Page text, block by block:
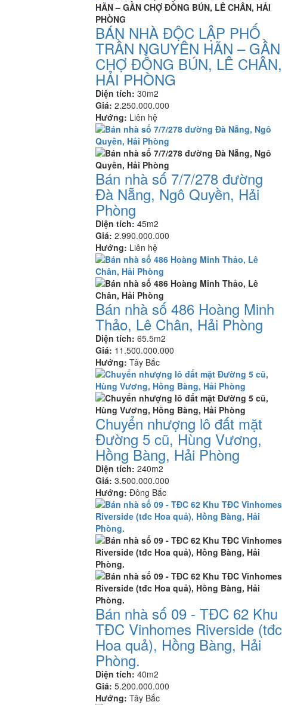
BÁN NHÀ ĐỘC LẬP PHỐ
TRẦN NGUYÊN HÃN – GẦN
CHỢ ĐỒNG BÚN, LÊ CHÂN,
HẢI PHÒNG
Diện tích: 30m2
Giá: 2.250.000.000
Hướng: Liên hệ
Bán nhà số 7/7/278 đường
Đà Nẵng, Ngô Quyền, Hải
Phòng
Diện tích: 45m2
Giá: 2.990.000.000
Hướng: Liên hệ
Bán nhà số 486 Hoàng Minh
Thảo, Lê Chân, Hải Phòng
Diện tích: 65.5m2
Giá: 11.500.000.000
Hướng: Tây Bắc
Chuyển nhượng lô đất mặt
Đường 5 cũ, Hùng Vương,
Hồng Bàng, Hải Phòng
Diện tích: 240m2
Giá: 3.500.000.000
Hướng: Đông Bắc
Bán nhà số 09 - TĐC 62 Khu
TĐC Vinhomes Riverside (tđc
Hoa quả), Hồng Bàng, Hải
Phòng.
Diện tích: 40m2
Giá: 5.200.000.000
Hướng: Tây Bắc